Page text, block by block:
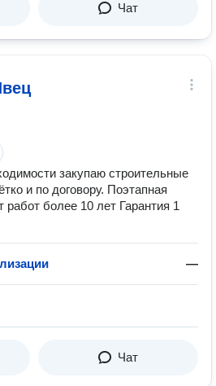
Чат
зaкупaю cтpoитeльныe
и по догoвору. Поэтaпнaя
более 10 лет Гарантия 1
—
Чат